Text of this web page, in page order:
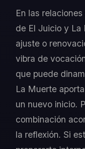
En las
de El Juicio y La
ajuste o
vibra de
que puede
La Muerte
un nuevo inicio.
combinación
la reflexión. Si